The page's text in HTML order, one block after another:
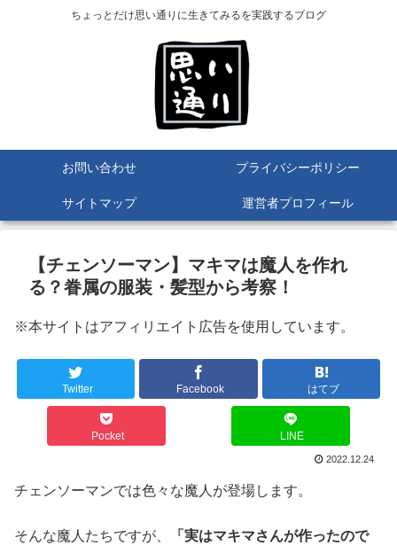
ちょっとだけ思い通りに生きてみるを実践するブログ
お問い合わせ プライバシーポリシー
サイトマップ 運営者プロフィール
【チェンソーマン】マキマは魔人を作れ
る？眷属の服装・髪型から考察！
※本サイトはアフィリエイト広告を使用しています。
Twitter Facebook はてブ
Pocket LINE
2022.12.24
チェンソーマンでは色々な魔人が登場します。
そんな魔人たちですが、
「実はマキマさんが作ったので